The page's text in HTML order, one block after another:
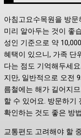
아침고요수목원을 방
미리 알아두는 것이 좋
성인 기준으로 약
혜택이 있으니, 가족 단
다는 점도 기억해두세
지만, 일반적으로 오전
름철에는 해가 길어지
할 수 있어요. 방문하기
확인하는 것도 좋은 방
교통편도 고려해야 할